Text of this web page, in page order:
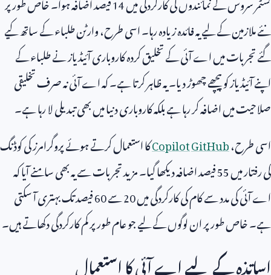
نئے ملازمین کے لیے یہ فائدہ زیادہ رہا۔ اسی طرح، وارٹن طلباء کے ساتھ کیے
گئے تجربات میں اے آئی کے تخلیق کردہ کاروباری آئیڈیاز نے طلباء کے
اپنے آئیڈیاز کو پیچھے چھوڑ دیا۔ یہ ظاہر کرتا ہے۔ کہ اے آئی نہ صرف تخلیقی
صلاحیت میں اضافہ کر رہا ہے بلکہ کاروباری دنیا میں بھی تبدیلی لا رہا ہے۔
اسی طرح،GitHub
Copilotکا استعمال کرتے ہوئے پروگرامرز کی کوڈنگ
کی رفتار میں55فیصد اضافہ دیکھا گیا۔ مزید تجربات سے یہ بھی سامنے آیا کہ
اے آئی کی مدد سے کام کی کارکردگی میں20سے60فیصد تک بہتری آ سکتی
ہے۔ خاص طور پر ان لوگوں کے لیے جو عام طور پر کم کارکردگی دکھاتے ہیں۔
اساتذہ کے لیے اے آئی کا استعمال